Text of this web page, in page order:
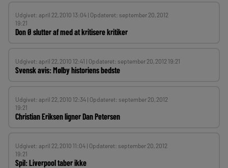
Udgivet: april 22, 2010 13:04 | Opdateret: september 20, 2012
19:21
Don Ø slutter af med at kritisere kritiker
Udgivet: april 22, 2010 12:41 | Opdateret: september 20, 2012 19:21
Svensk avis: Mølby historiens bedste
Udgivet: april 22, 2010 12:34 | Opdateret: september 20, 2012
19:21
Christian Eriksen ligner Dan Petersen
Udgivet: april 22, 2010 11:04 | Opdateret: september 20, 2012
19:21
Spil: Liverpool taber ikke